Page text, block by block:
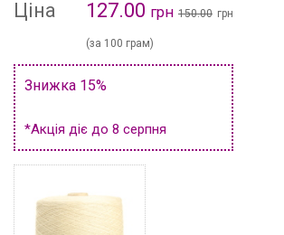
Ціна 127.00 грн 150.00 грн
(за 100 грам)
Знижка 15%
*Акція діє до 8 серпня